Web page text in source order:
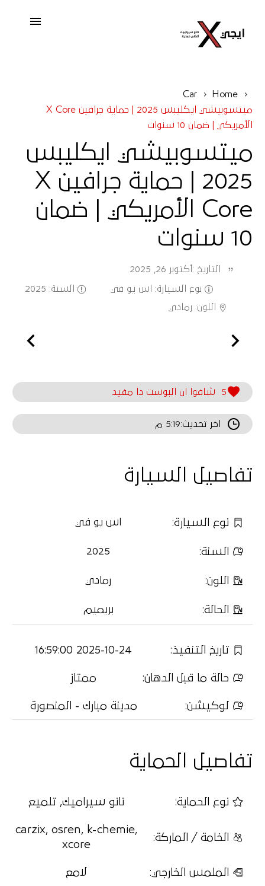
Home
Car
ميتسوبيشي ايكليبس 2025 | حماية جرافين X Core
الأمريكي | ضمان 10 سنوات
ميتسوبيشي ايكليبس
2025 | حماية جرافين X
Core الأمريكي | ضمان
10 سنوات
التاريخ : أكتوبر 26, 2025
نوع السيارة: اس يو في السنة:
2025
اللون: رمادي
5 شافوا ان البوست دا مفيد
اخر تحديث:5:19 م
تفاصيل السيارة
نوع السيارة: اس يو في
السنة:
2025
اللون: رمادي
الحالة: بريميم
تاريخ التنفيذ:
2025-10-24 16:59:00
حالة ما قبل الدهان: ممتاز
لوكيشن: مدينة مبارك - المنصورة
تفاصيل الحماية
نوع الحماية: نانو سيراميك, تلميع
الخامة / الماركة:
carzix, osren, k-chemie,
xcore
الملمس الخارجي : لامع